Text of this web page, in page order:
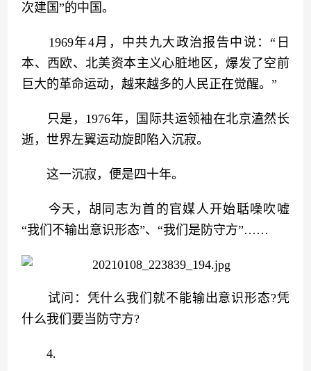
次建国”的中国。
1969年4月，中共九大政治报告中说：“日
本、西欧、北美资本主义心脏地区，爆发了空前
巨大的革命运动，越来越多的人民正在觉醒。”
只是，1976年，国际共运领袖在北京溘然长
逝，世界左翼运动旋即陷入沉寂。
这一沉寂，便是四十年。
今天，胡同志为首的官媒人开始聒噪吹嘘
“我们不输出意识形态”、“我们是防守方”……
试问：凭什么我们就不能输出意识形态?凭
什么我们要当防守方?
4.